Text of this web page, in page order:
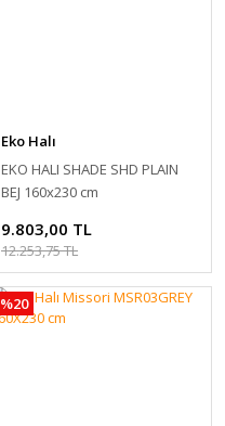
Eko Halı
EKO HALI SHADE SHD PLAIN
BEJ 160x230 cm
9.803,00 TL
12.253,75 TL
%20